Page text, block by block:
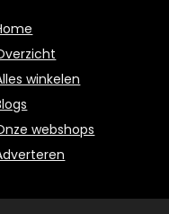
winkelen
webshops